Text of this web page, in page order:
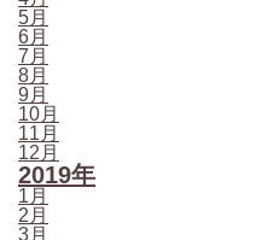
5月
6月
7月
8月
9月
10月
11月
12月
2019年
1月
2月
3月